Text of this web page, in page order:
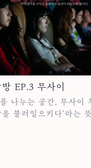
EP.3 무사이
나누는 공간, 무사이 무사이는
을 불러일으키다’라는